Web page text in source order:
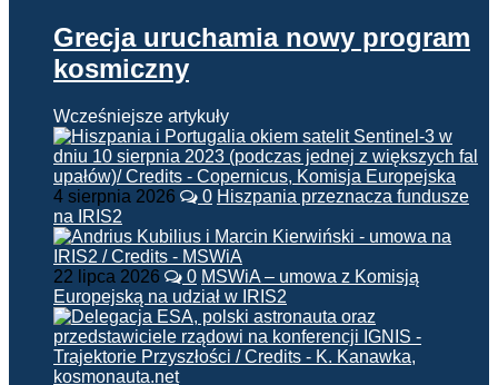
Grecja uruchamia nowy program
kosmiczny
Wcześniejsze artykuły
4 sierpnia 2026 0 Hiszpania przeznacza fundusze
na IRIS2
22 lipca 2026 0 MSWiA – umowa z Komisją
Europejską na udział w IRIS2